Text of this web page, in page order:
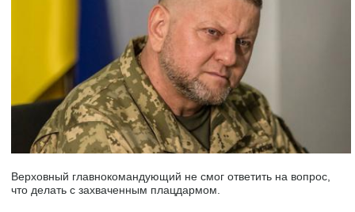
Верховный главнокомандующий не смог ответить на вопрос,
что делать с захваченным плацдармом.